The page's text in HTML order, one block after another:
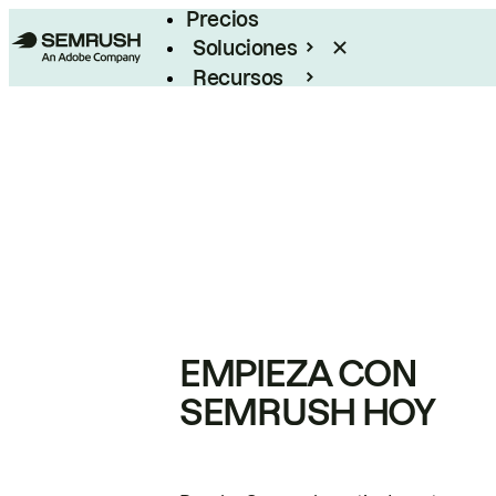
Precios
Soluciones
Recursos
EMPIEZA CON
SEMRUSH HOY